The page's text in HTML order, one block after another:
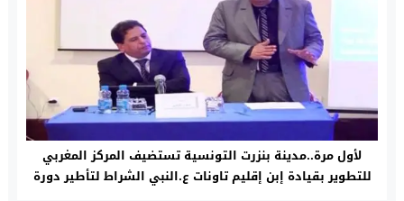
لأول مرة..مدينة بنزرت التونسية تستضيف المركز المغربي
للتطوير بقيادة إبن إقليم تاونات ع.النبي الشراط لتأطير دورة